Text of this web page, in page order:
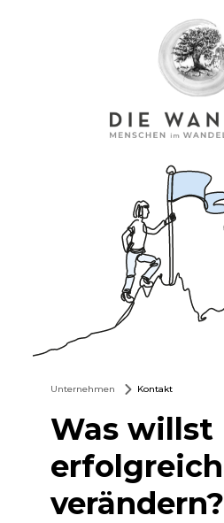
Unternehmen Kontakt
Was willst
erfolgreich
verändern?